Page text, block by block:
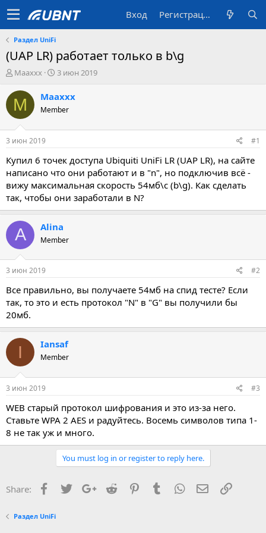
Вход Регистрация
Раздел UniFi
(UAP LR) работает только в b\g
А
т
о
р
м
ы
Maaxxx
Д
т
а
с
а
и
я
3 июн 2019
M Maaxxx
Member
3 июн 2019 #1
Купил 6 точек доступа Ubiquiti UniFi LR (UAP LR), на сайте
написано что они работают и в "n", но подключив всё -
вижу максимальная скорость 54мб\с (b\g). Как сделать
так, чтобы они заработали в N?
A Alina
Member
3 июн 2019 #2
Все правильно, вы получаете 54мб на спид тесте? Если
так, то это и есть протокол "N" в "G" вы получили бы
20мб.
I Iansaf
Member
3 июн 2019 #3
WEB старый протокол шифрования и это из-за него.
Ставьте WPA 2 AES и радуйтесь. Восемь символов типа 1-
8 не так уж и много.
You must log in or register to reply here.
Share: Facebook
TwitterGoogle+
Reddit PinterestTumblrWhatsApp
E-mailСсылка
Раздел UniFi